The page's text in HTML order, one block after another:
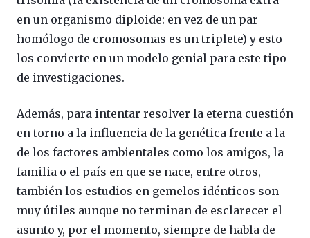
en un organismo diploide: en vez de un par
homólogo de cromosomas es un triplete) y esto
los convierte en un modelo genial para este tipo
de investigaciones.
Además, para intentar resolver la eterna cuestión
en torno a la influencia de la genética frente a la
de los factores ambientales como los amigos, la
familia o el país en que se nace, entre otros,
también los estudios en gemelos idénticos son
muy útiles aunque no terminan de esclarecer el
asunto y, por el momento, siempre de habla de